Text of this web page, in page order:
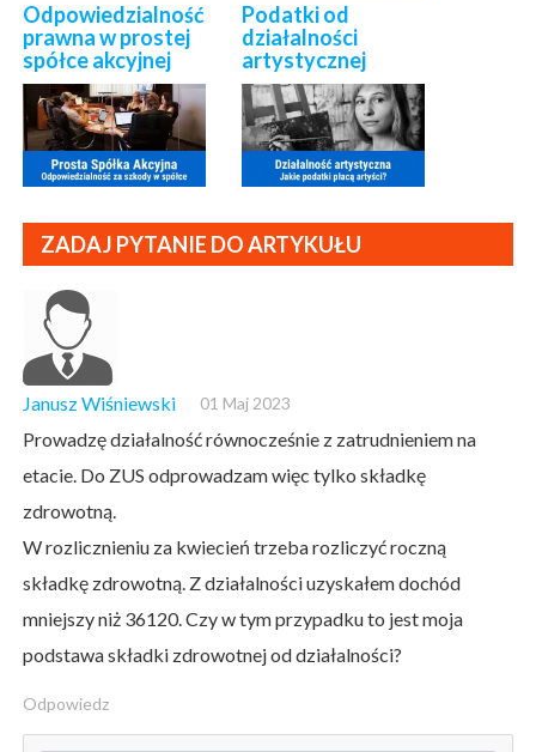
Odpowiedzialność
prawna w prostej
spółce akcyjnej
Podatki od
działalności
artystycznej
ZADAJ PYTANIE DO ARTYKUŁU
Janusz Wiśniewski 01 Maj 2023
Prowadzę działalność równocześnie z zatrudnieniem na
etacie. Do ZUS odprowadzam więc tylko składkę
zdrowotną.
W rozlicznieniu za kwiecień trzeba rozliczyć roczną
składkę zdrowotną. Z działalności uzyskałem dochód
mniejszy niż 36120. Czy w tym przypadku to jest moja
podstawa składki zdrowotnej od działalności?
Odpowiedz